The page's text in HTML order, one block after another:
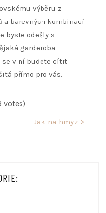
výběru z
a barevných kombinací
byste odešly s
garderoba
se v ní budete cítit
přímo pro vás.
votes)
Jak na hmyz >